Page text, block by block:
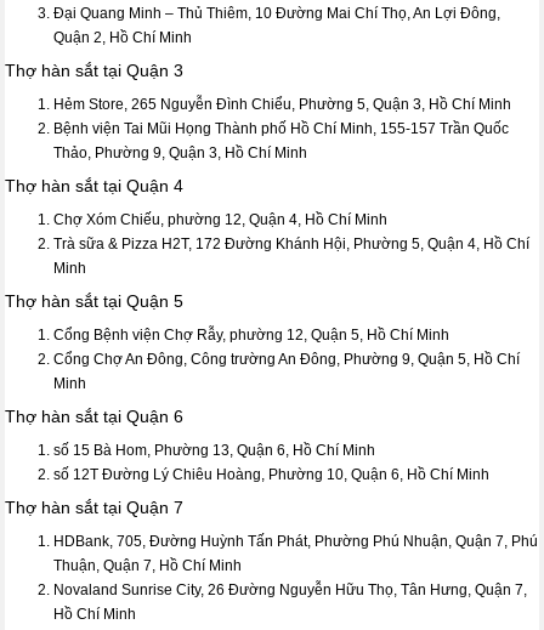
Đại Quang Minh – Thủ Thiêm, 10 Đường Mai Chí Thọ, An Lợi Đông,
Quận 2, Hồ Chí Minh
Thợ hàn sắt tại Quận 3
Hẻm Store, 265 Nguyễn Đình Chiểu, Phường 5, Quận 3, Hồ Chí Minh
Bệnh viện Tai Mũi Họng Thành phố Hồ Chí Minh, 155-157 Trần Quốc
Thảo, Phường 9, Quận 3, Hồ Chí Minh
Thợ hàn sắt tại Quận 4
Chợ Xóm Chiếu, phường 12, Quận 4, Hồ Chí Minh
Trà sữa & Pizza H2T, 172 Đường Khánh Hội, Phường 5, Quận 4, Hồ Chí
Minh
Thợ hàn sắt tại Quận 5
Cổng Bệnh viện Chợ Rẫy, phường 12, Quận 5, Hồ Chí Minh
Cổng Chợ An Đông, Công trường An Đông, Phường 9, Quận 5, Hồ Chí
Minh
Thợ hàn sắt tại Quận 6
số 15 Bà Hom, Phường 13, Quận 6, Hồ Chí Minh
số 12T Đường Lý Chiêu Hoàng, Phường 10, Quận 6, Hồ Chí Minh
Thợ hàn sắt tại Quận 7
HDBank, 705, Đường Huỳnh Tấn Phát, Phường Phú Nhuận, Quận 7, Phú
Thuận, Quận 7, Hồ Chí Minh
Novaland Sunrise City, 26 Đường Nguyễn Hữu Thọ, Tân Hưng, Quận 7,
Hồ Chí Minh